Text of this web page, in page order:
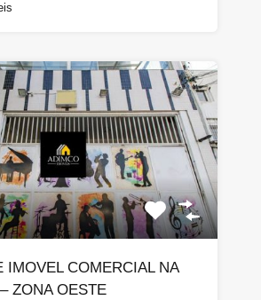
IMOVEL COMERCIAL NA
ZONA OESTE